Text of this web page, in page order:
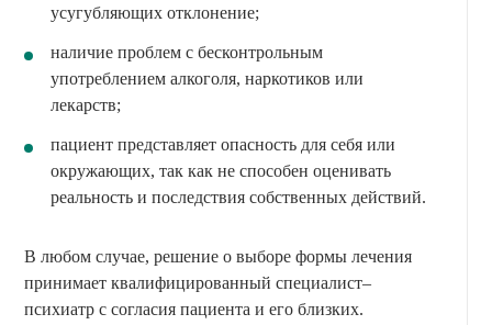
усугубляющих отклонение;
наличие проблем с бесконтрольным
употреблением алкоголя, наркотиков или
лекарств;
пациент представляет опасность для себя или
окружающих, так как не способен оценивать
реальность и последствия собственных действий.
В любом случае, решение о выборе формы лечения
принимает квалифицированный специалист–
психиатр с согласия пациента и его близких.